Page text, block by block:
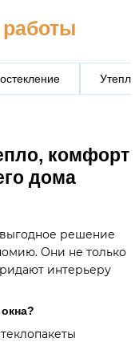
работы
комфорт
дома
решение
Они не только
интерьеру